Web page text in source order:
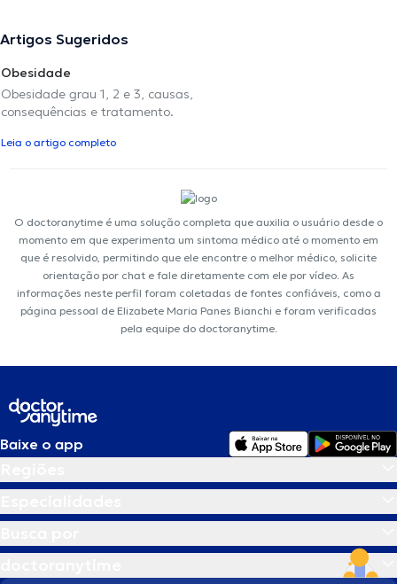
Artigos Sugeridos
Obesidade
Obesidade grau 1, 2 e 3, causas,
consequências e tratamento.
Leia o artigo completo
O doctoranytime é uma solução completa que auxilia o usuário desde o
momento em que experimenta um sintoma médico até o momento em
que é resolvido, permitindo que ele encontre o melhor médico, solicite
orientação por chat e fale diretamente com ele por vídeo. As
informações neste perfil foram coletadas de fontes confiáveis, como a
página pessoal de Elizabete Maria Panes Bianchi e foram verificadas
pela equipe do doctoranytime.
Baixe o app